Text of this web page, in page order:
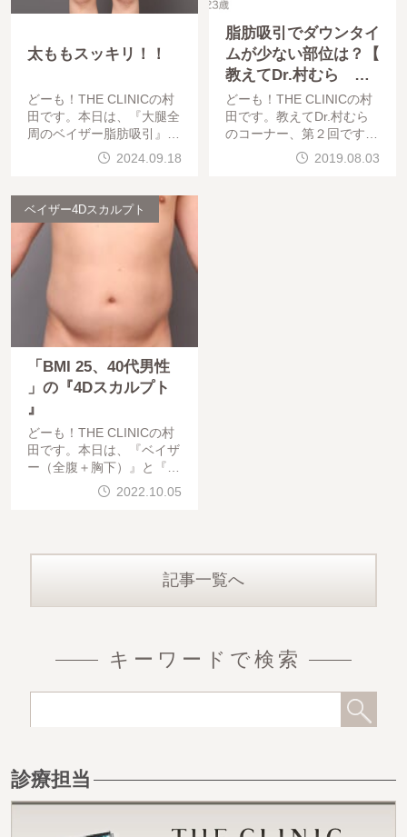
太ももスッキリ！！
どーも！THE CLINICの村
田です。本日は、『大腿全
周のベイザー脂肪吸引』を
行った、「BMI 19、30代
女性」の術後3ヶ月の経過
速みていきましょ
2024.09.18
脂肪吸引でダウンタイ
ムが少ない部位は？【
教えてDr.村むら 第
２回】
どーも！THE CLINICの村
田です。教えてDr.村むら
のコーナー、第２回です。
『脂肪吸引で一番ダウンタ
イムが少ないのはどの部位
2019.08.03
ベイザー4Dスカルプト
「BMI 25、40代男性
」の『4Dスカルプト
』
どーも！THE CLINICの村
田です。本日は、『ベイザ
ー（全腹＋胸下）』と『4
Dスカルプト』を行った、
「BMI 25、40代男性」の
、「術
2022.10.05
記事一覧へ
キーワードで検索
診療担当